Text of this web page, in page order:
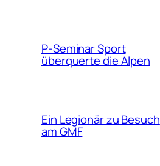
P-Seminar Sport
überquerte die Alpen
Ein Legionär zu Besuch
am GMF